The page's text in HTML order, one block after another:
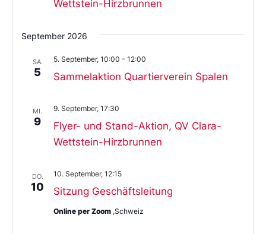
Wettstein-Hirzbrunnen
September 2026
SA.
5 Sammelaktion Quartierverein Spalen
5. September, 10:00 – 12:00
MI.
9
Flyer- und Stand-Aktion, QV Clara-
Wettstein-Hirzbrunnen
9. September, 17:30
DO.
10 Sitzung Geschäftsleitung
10. September, 12:15
Online per Zoom ,Schweiz